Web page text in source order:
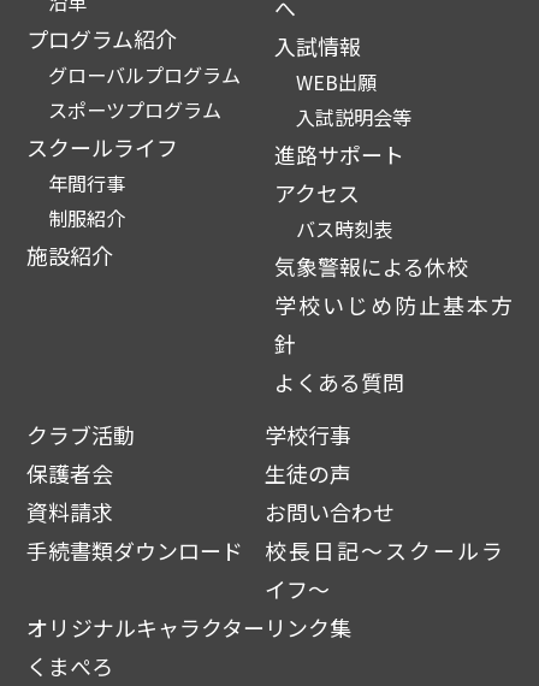
プログラム紹介
グローバルプログラム
スポーツプログラム
スクールライフ
年間行事
制服紹介
施設紹介
へ
入試情報
WEB出願
入試説明会等
進路サポート
アクセス
バス時刻表
気象警報による休校
学校いじめ防止基本方
針
よくある質問
クラブ活動
学校行事
保護者会
生徒の声
資料請求
お問い合わせ
手続書類ダウンロード
校長日記～スクールラ
イフ～
オリジナルキャラクター
くまぺろ
リンク集